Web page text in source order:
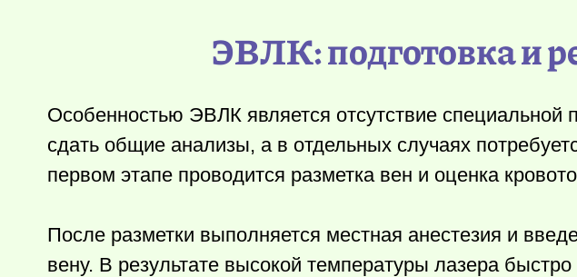
ЭВЛК: подготовка и
Особенностью ЭВЛК является отсутствие специальной
сдать общие анализы, а в отдельных случаях
первом этапе проводится разметка вен и оценка
После разметки выполняется местная анестезия и
вену. В результате высокой температуры лазера